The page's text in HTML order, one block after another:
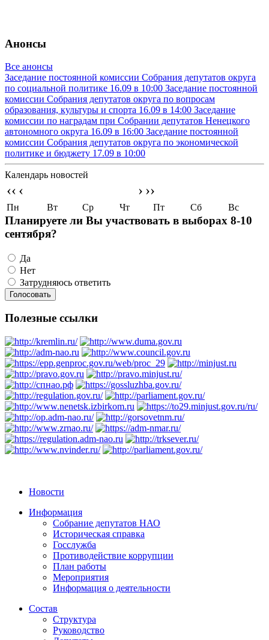
Анонсы
Все анонсы
Заседание постоянной комиссии Собрания депутатов округа
по социальной политике 16.09 в 10:00 Заседание постоянной
комиссии Собрания депутатов округа по вопросам
образования, культуры и спорта 16.09 в 14:00 Заседание
комиссии по наградам при Собрании депутатов Ненецкого
автономного округа 16.09 в 16:00 Заседание постоянной
комиссии Собрания депутатов округа по экономической
политике и бюджету 17.09 в 10:00
Календарь новостей
‹‹ ‹ › ››
Пн Вт Ср Чт Пт Сб Вс
Планируете ли Вы участвовать в выборах 8-10
сентября?
Да
Нет
Затрудняюсь ответить
Полезные ссылки
Новости
Информация
Собрание депутатов НАО
Историческая справка
Госслужба
Противодействие коррупции
План работы
Мероприятия
Информация о деятельности
Состав
Структура
Руководство